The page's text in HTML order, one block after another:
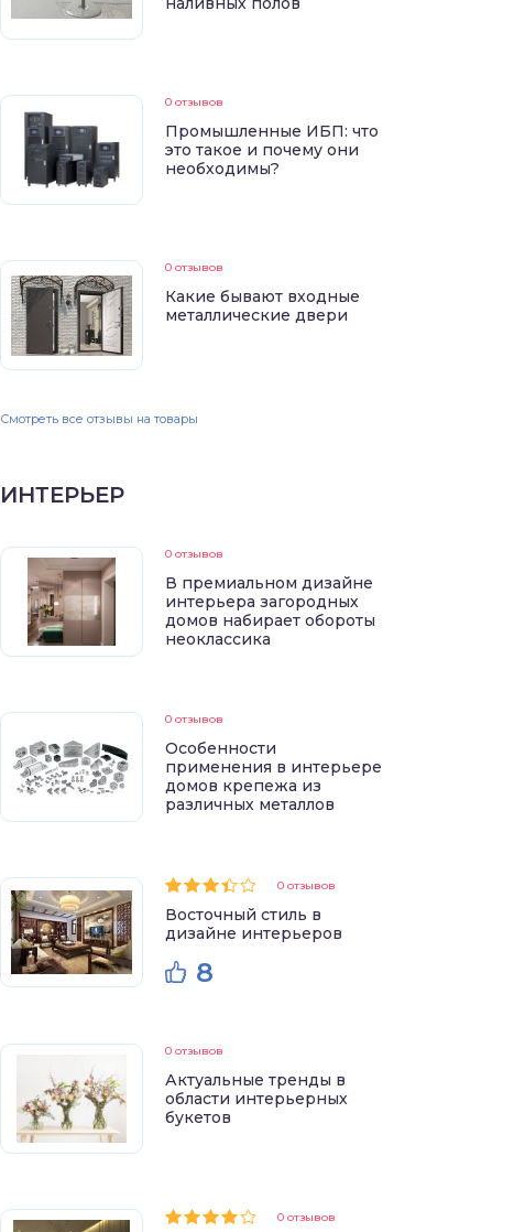
0 отзывов
Промышленные ИБП: что
это такое и почему они
необходимы?
0 отзывов
Какие бывают входные
металлические двери
Смотреть все отзывы на товары
ИНТЕРЬЕР
0 отзывов
В премиальном дизайне
интерьера загородных
домов набирает обороты
неоклассика
0 отзывов
Особенности
применения в интерьере
домов крепежа из
различных металлов
0 отзывов
Восточный стиль в
дизайне интерьеров
8
0 отзывов
Актуальные тренды в
области интерьерных
букетов
0 отзывов